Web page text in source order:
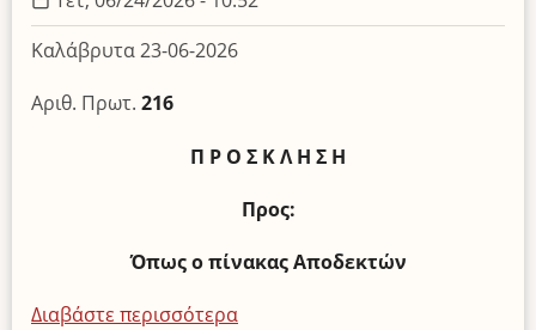
Καλάβρυτα 23-06-2026
Αριθ. Πρωτ. 216
Π Ρ Ο Σ Κ Λ Η Σ Η
Προς:
Όπως ο πίνακας Αποδεκτών
Διαβάστε περισσότερα